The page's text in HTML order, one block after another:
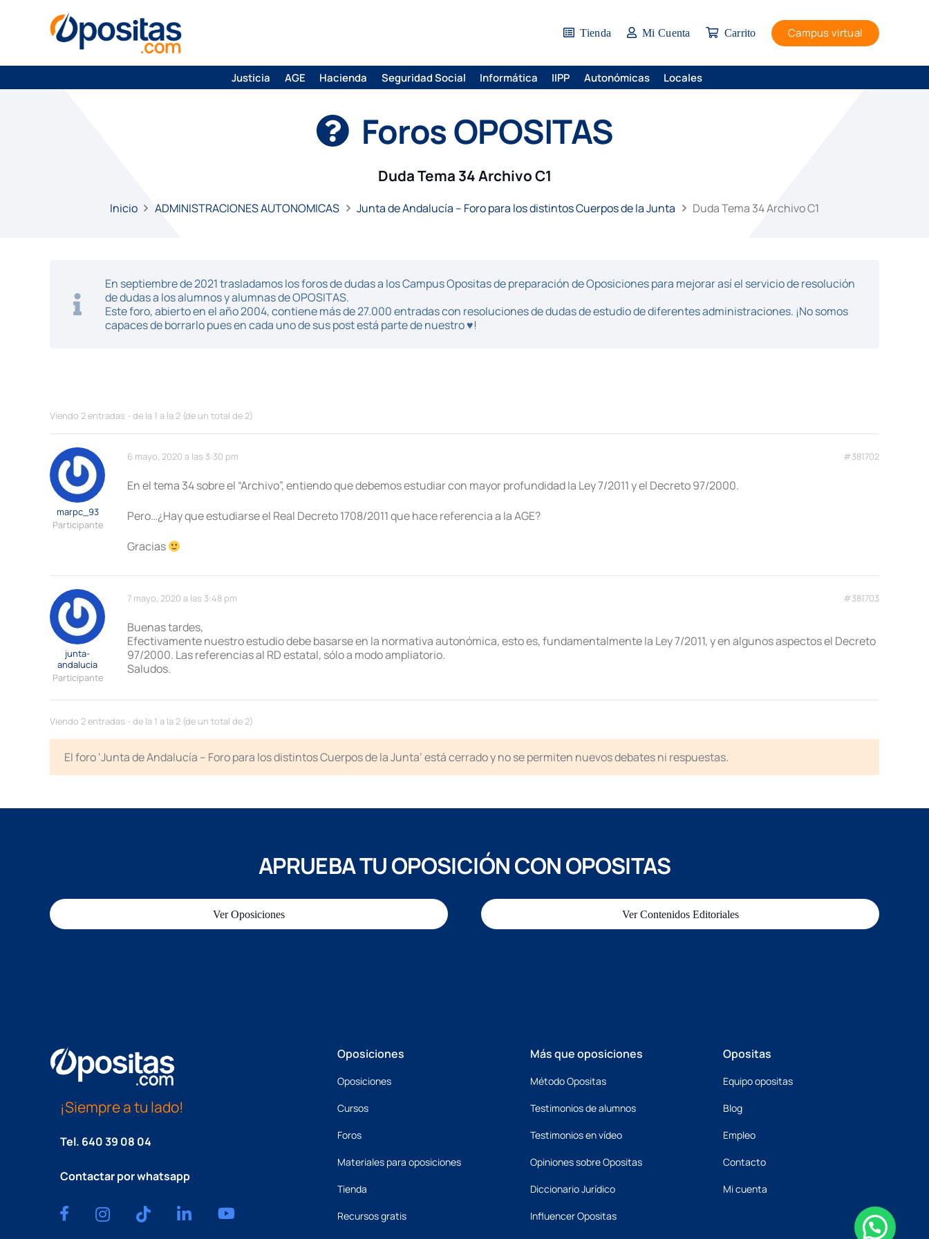
Tienda Mi Cuenta Carrito Campus virtual
Justicia AGE Hacienda Seguridad Social Informática IIPP Autonómicas Locales
Foros OPOSITAS
Duda Tema 34 Archivo C1
Inicio ADMINISTRACIONES AUTONOMICAS Junta de Andalucía – Foro para los distintos Cuerpos de la Junta Duda Tema 34 Archivo C1
En septiembre de 2021 trasladamos los foros de dudas a los Campus Opositas de preparación de Oposiciones para mejorar así el servicio de resolución
de dudas a los alumnos y alumnas de OPOSITAS.
Este foro, abierto en el año 2004, contiene más de 27.000 entradas con resoluciones de dudas de estudio de diferentes administraciones. ¡No somos
capaces de borrarlo pues en cada uno de sus post está parte de nuestro ♥!
Viendo 2 entradas - de la 1 a la 2 (de un total de 2)
6 mayo, 2020 a las 3:30 pm #381702
marpc_93
Participante
En el tema 34 sobre el “Archivo”, entiendo que debemos estudiar con mayor profundidad la Ley 7/2011 y el Decreto 97/2000.
Pero…¿Hay que estudiarse el Real Decreto 1708/2011 que hace referencia a la AGE?
Gracias
7 mayo, 2020 a las 3:48 pm #381703
junta-
andalucia
Participante
Buenas tardes,
Efectivamente nuestro estudio debe basarse en la normativa autonómica, esto es, fundamentalmente la Ley 7/2011, y en algunos aspectos el Decreto
97/2000. Las referencias al RD estatal, sólo a modo ampliatorio.
Saludos.
Viendo 2 entradas - de la 1 a la 2 (de un total de 2)
El foro ‘Junta de Andalucía – Foro para los distintos Cuerpos de la Junta’ está cerrado y no se permiten nuevos debates ni respuestas.
APRUEBA TU OPOSICIÓN CON OPOSITAS
Ver Oposiciones Ver Contenidos Editoriales
¡Siempre a tu lado!
Tel. 640 39 08 04
Contactar por whatsapp
Oposiciones
Oposiciones
Cursos
Foros
Materiales para oposiciones
Tienda
Recursos gratis
Más que oposiciones
Método Opositas
Testimonios de alumnos
Testimonios en vídeo
Opiniones sobre Opositas
Diccionario Jurídico
Influencer Opositas
Opositas
Equipo opositas
Blog
Empleo
Contacto
Mi cuenta